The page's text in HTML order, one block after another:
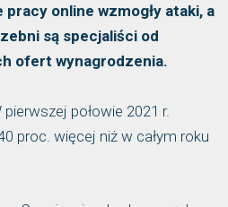
online wzmogły ataki, a
są specjaliści od
ofert wynagrodzenia.
połowie 2021 r.
proc. więcej niż w całym roku